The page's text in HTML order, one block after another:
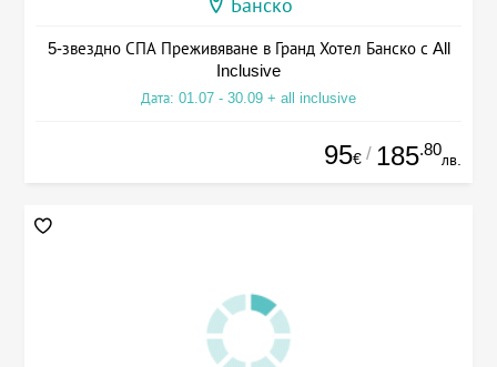
Банско
5-звездно СПА Преживяване в Гранд Хотел Банско с All
Inclusive
Дата: 01.07 - 30.09 + all inclusive
95€ / 185.80
лв.